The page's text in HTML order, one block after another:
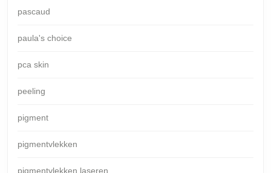
pascaud
paula's choice
pca skin
peeling
pigment
pigmentvlekken
pigmentvlekken laseren